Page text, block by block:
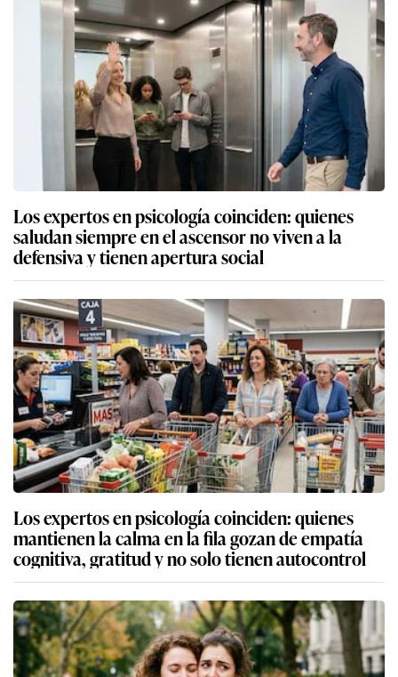
Los expertos en psicología coinciden: quienes
saludan siempre en el ascensor no viven a la
defensiva y tienen apertura social
Los expertos en psicología coinciden: quienes
mantienen la calma en la fila gozan de empatía
cognitiva, gratitud y no solo tienen autocontrol